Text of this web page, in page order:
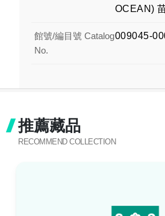
OCEAN)
館號/編目號 Catalog
No.
009045-
推薦藏品
RECOMMEND COLLECTION